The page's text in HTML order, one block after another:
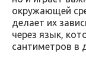
окружающей
делает их
через язык,
сантиметров в